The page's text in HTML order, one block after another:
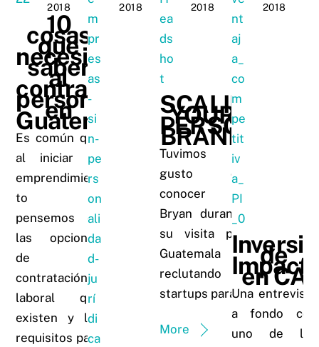
2018
10
cosas
que
necesitas
saber
al
contratar
personas
en
Guatemala.
Es común que
al iniciar un
emprendimien
to no
pensemos en
las opciones
de
contratación
laboral que
existen y los
requisitos para
2018
2018
SCALING
YOUR
PERSONAL
BRAND
Tuvimos el
gusto de
conocer a
Bryan durante
su visita por
Guatemala
reclutando
startups para…
More
2018
de
en CA
Una entrevista
a fondo con
uno de los